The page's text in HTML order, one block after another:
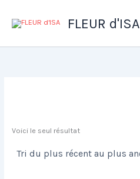
contenu
FLEUR d'ISA
Voici le seul résultat